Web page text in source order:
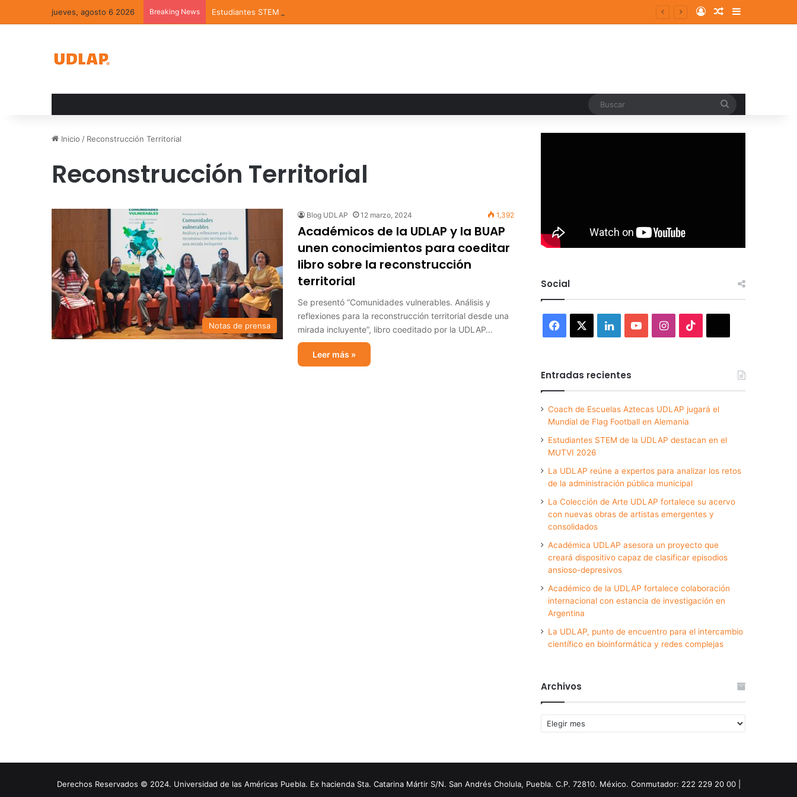
jueves, agosto 6 2026 Breaking News Estudiantes STEM de la UDLAP destacan en el MUTVI 2026 Log InRandom Article
Sidebar
Inicio / Reconstrucción Territorial
Reconstrucción Territorial
Notas de prensa
Blog UDLAP 12 marzo, 2024 1,392
Académicos de la UDLAP y la BUAP
unen conocimientos para coeditar
libro sobre la reconstrucción
territorial
Se presentó “Comunidades vulnerables. Análisis y
reflexiones para la reconstrucción territorial desde una
mirada incluyente”, libro coeditado por la UDLAP…
Leer más »
Social
Facebook LinkedInYouTubeInstagram
Entradas recientes
Coach de Escuelas Aztecas UDLAP jugará el
Mundial de Flag Football en Alemania
Estudiantes STEM de la UDLAP destacan en el
MUTVI 2026
La UDLAP reúne a expertos para analizar los retos
de la administración pública municipal
La Colección de Arte UDLAP fortalece su acervo
con nuevas obras de artistas emergentes y
consolidados
Académica UDLAP asesora un proyecto que
creará dispositivo capaz de clasificar episodios
ansioso-depresivos
Académico de la UDLAP fortalece colaboración
internacional con estancia de investigación en
Argentina
La UDLAP, punto de encuentro para el intercambio
científico en bioinformática y redes complejas
Archivos
Archivos
Derechos Reservados © 2024. Universidad de las Américas Puebla. Ex hacienda Sta. Catarina Mártir S/N. San Andrés Cholula, Puebla. C.P. 72810. México. Conmutador: 222 229 20 00 |